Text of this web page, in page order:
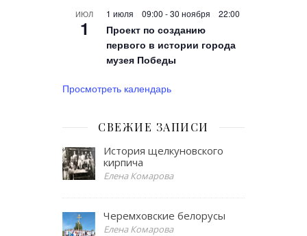
ИЮЛ
1
1 июля 09:00 -30 ноября 22:00
Проект по созданию
первого в истории города
музея Победы
Просмотреть календарь
СВЕЖИЕ ЗАПИСИ
История щелкуновского
кирпича
Елена Комарова
Черемховские белорусы
Елена Комарова